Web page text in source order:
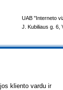
kliento vardu ir